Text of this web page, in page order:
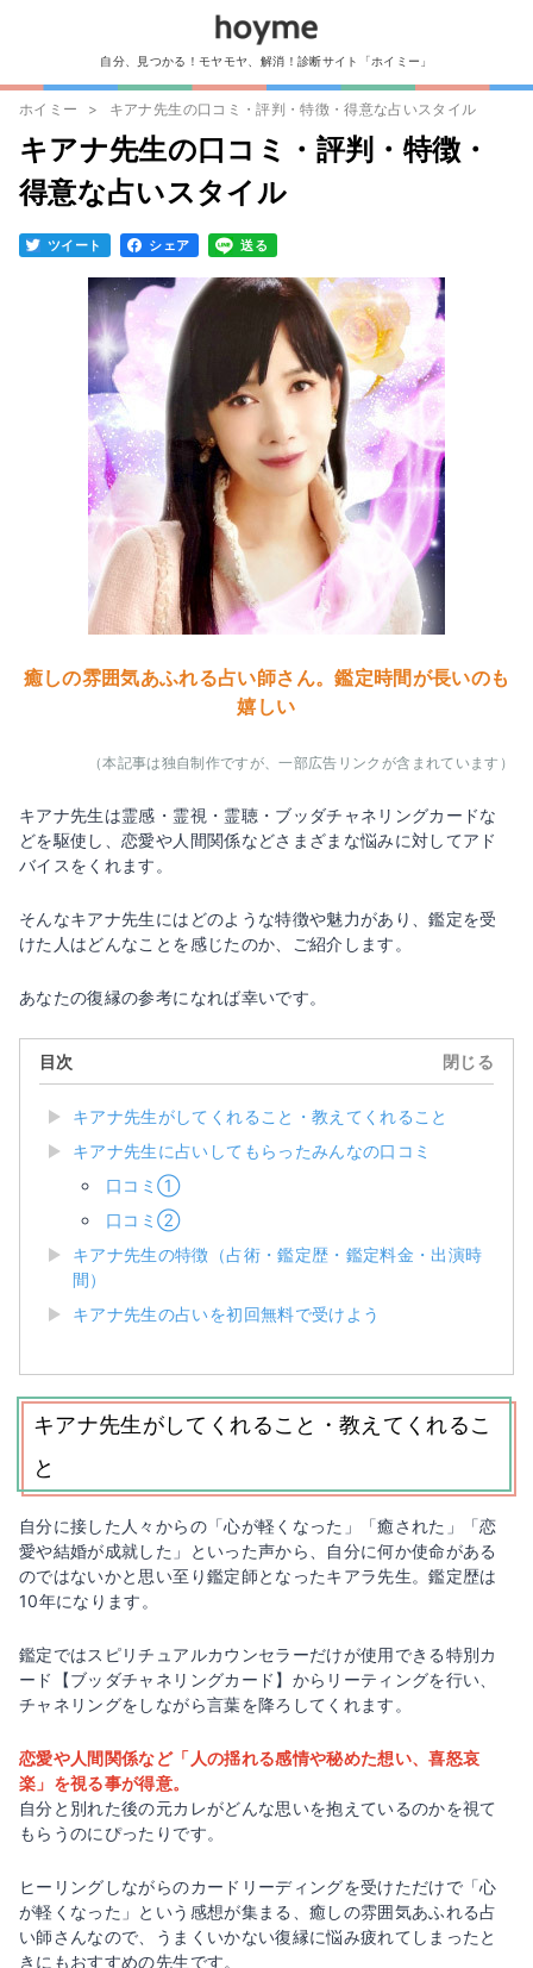
自分、見つかる！モヤモヤ、解消！診断サイト「ホイミー」
ホイミー キアナ先生の口コミ・評判・特徴・得意な占いスタイル
キアナ先生の口コミ・評判・特徴・
得意な占いスタイル
ツイート シェア 送る
癒しの雰囲気あふれる占い師さん。鑑定時間が長いのも
嬉しい
（本記事は独自制作ですが、一部広告リンクが含まれています）
キアナ先生は霊感・霊視・霊聴・ブッダチャネリングカードな
どを駆使し、恋愛や人間関係などさまざまな悩みに対してアド
バイスをくれます。
そんなキアナ先生にはどのような特徴や魅力があり、鑑定を受
けた人はどんなことを感じたのか、ご紹介します。
あなたの復縁の参考になれば幸いです。
目次 閉じる
キアナ先生がしてくれること・教えてくれること
キアナ先生に占いしてもらったみんなの口コミ
口コミ①
口コミ②
キアナ先生の特徴（占術・鑑定歴・鑑定料金・出演時
間）
キアナ先生の占いを初回無料で受けよう
キアナ先生がしてくれること・教えてくれるこ
と
自分に接した人々からの「心が軽くなった」「癒された」「恋
愛や結婚が成就した」といった声から、自分に何か使命がある
のではないかと思い至り鑑定師となったキアラ先生。鑑定歴は
10年になります。
鑑定ではスピリチュアルカウンセラーだけが使用できる特別カ
ード【ブッダチャネリングカード】からリーティングを行い、
チャネリングをしながら言葉を降ろしてくれます。
恋愛や人間関係など「人の揺れる感情や秘めた想い、喜怒哀
楽」を視る事が得意。
自分と別れた後の元カレがどんな思いを抱えているのかを視て
もらうのにぴったりです。
ヒーリングしながらのカードリーディングを受けただけで「心
が軽くなった」という感想が集まる、癒しの雰囲気あふれる占
い師さんなので、うまくいかない復縁に悩み疲れてしまったと
きにもおすすめの先生です。